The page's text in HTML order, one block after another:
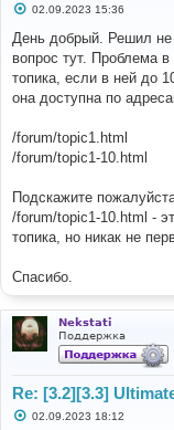
С
о
б
щ
е
н
и
02.09.2023 15:36
День добрый. Решил не
вопрос тут. Проблема
топика, если в ней до
она доступна по
/forum/topic1.html
/forum/topic1-10.html
Подскажите
/forum/topic1-10.html -
топика, но никак не
Спасибо.
Nekstati
Поддержка
Re: [3.2][3.3]
С02.09.2023 18:12